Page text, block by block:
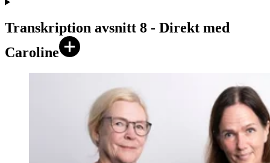
Transkription avsnitt 8 - Direkt med
Caroline